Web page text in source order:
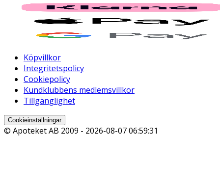
Köpvillkor
Integritetspolicy
Cookiepolicy
Kundklubbens medlemsvillkor
Tillgänglighet
Cookieinställningar
© Apoteket AB 2009 - 2026-08-07 06:59:31